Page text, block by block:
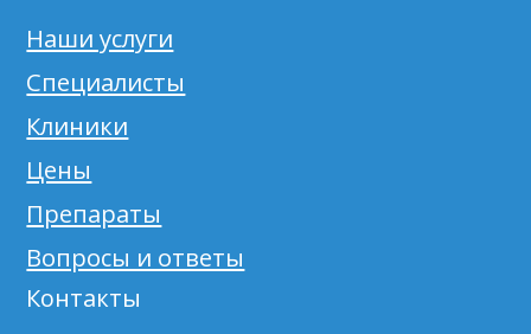
Наши услуги
Специалисты
Клиники
Цены
Препараты
Вопросы и ответы
Контакты